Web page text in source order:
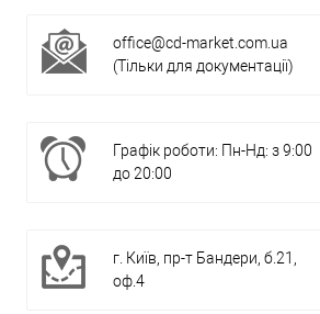
office@cd-market.com.ua
(Тільки для документації)
Графік роботи: Пн-Нд: з 9:00
до 20:00
г. Київ, пр-т Бандери, б.21,
оф.4